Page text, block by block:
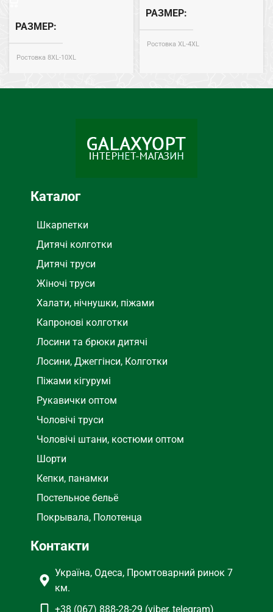
РАЗМЕР
Ростовка 8XL-10XL
СЕЗОН Весна, Лето
РАЗМЕР
Ростовка XL-4XL
Каталог
Шкарпетки
Дитячі колготки
Дитячі труси
Жіночі труси
Халати, нічнушки, піжами
Капронові колготки
Лосини та брюки дитячі
Лосини, Джеггінси, Колготки
Піжами кігурумі
Рукавички оптом
Чоловічі труси
Чоловічі штани, костюми оптом
Шорти
Кепки, панамки
Постельное бельё
Покрывала, Полотенца
Контакти
Україна, Одеса, Промтоварний ринок 7
км.
+38 (067) 888-28-29 (viber, telegram)